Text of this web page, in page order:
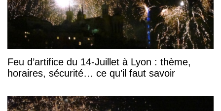
Feu d’artifice du 14-Juillet à Lyon : thème,
horaires, sécurité… ce qu’il faut savoir